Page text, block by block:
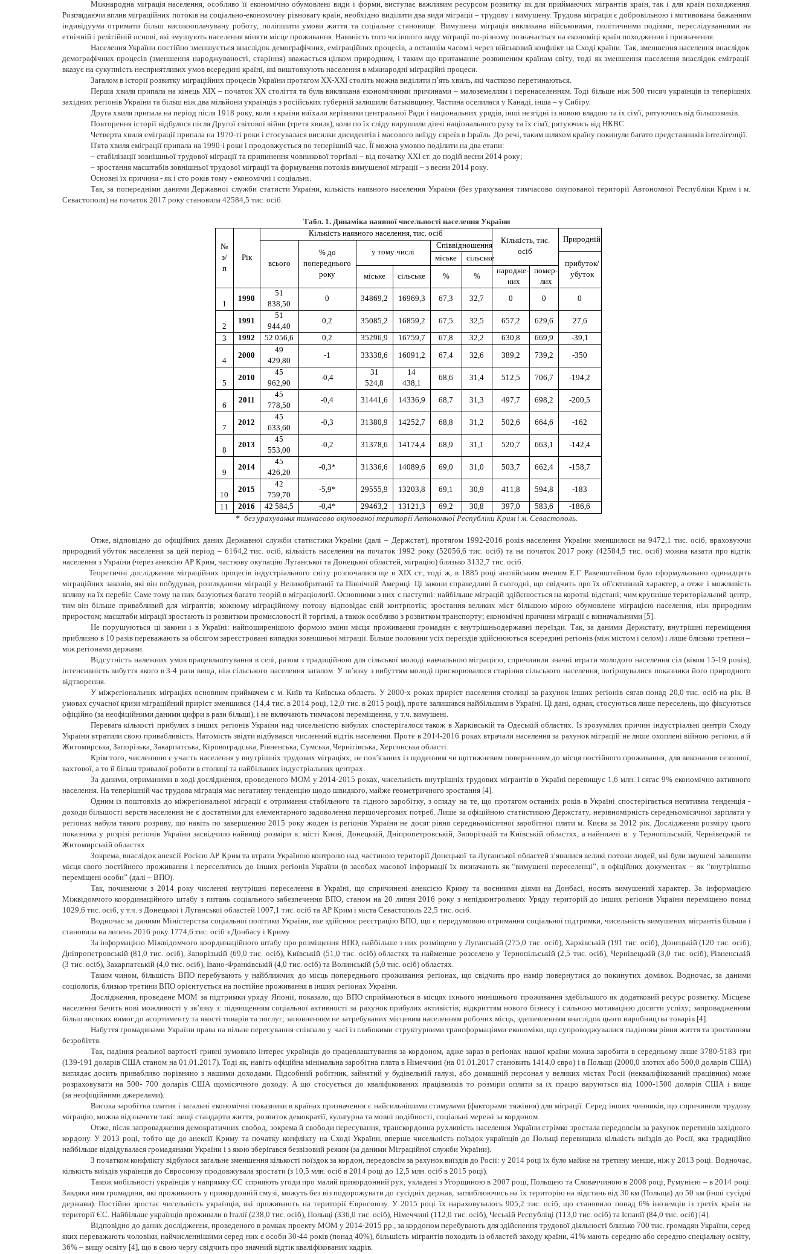
Міжнародна міграція населення, особливо її економічно обумовлені види і форми, виступає важливим ресурсом розвитку як для приймаючих мігрантів країн, так і для країн походження.
Розглядаючи вплив міграційних потоків на соціально-економічну рівновагу країн, необхідно виділити два види міграції – трудову і вимушену. Трудова міграція є добровільною і мотивована бажанням
індивідуума отримати більш високооплачувану роботу, поліпшити умови життя та соціальне становище. Вимушена міграція викликана військовими, політичними подіями, переслідуваннями на
етнічній і релігійній основі, які змушують населення міняти місце проживання. Наявність того чи іншого виду міграції по-різному позначається на економіці країн походження і призначення.
Населення України постійно зменшується внаслідок демографічних, еміграційних процесів, а останнім часом і через військовий конфлікт на Сході країни. Так, зменшення населення внаслідок
демографічних процесів (зменшення народжуваності, старіння) вважається цілком природним, і таким що притаманне розвиненим країнам світу, тоді як зменшення населення внаслідок еміграції
вказує на сукупність несприятливих умов всередині країні, які виштовхують населення в міжнародні міграційні процеси.
Загалом в історії розвитку міграційних процесів України протягом ХХ-ХХІ століть можна виділити п’ять хвиль, які частково перетинаються.
Перша хвиля припала на кінець ХІХ – початок ХХ століття та була викликана економічними причинами – малоземеллям і перенаселенням. Тоді більше ніж 500 тисяч українців із теперішніх
західних регіонів України та більш ніж два мільйони українців з російських губерній залишили батьківщину. Частина оселилася у Канаді, інша – у Сибіру.
Друга хвиля припала на період після 1918 року, коли з країни виїхали керівники центральної Ради і національних урядів, інші незгідні із новою владою та їх сім'ї, рятуючись від більшовиків.
Повторення історії відбулося після Другої світової війни (третя хвиля), коли по їх сліду вирушили діячі національного руху та їх сім'ї, рятуючись від НКВС.
Четверта хвиля еміграції припала на 1970-ті роки і стосувалася висилки дисидентів і масового виїзду євреїв в Ізраїль. До речі, таким шляхом країну покинули багато представників інтелігенції.
П'ята хвиля еміграції припала на 1990-і роки і продовжується по теперішній час. Її можна умовно поділити на два етапи:
– стабілізації зовнішньої трудової міграції та припинення човникової торгівлі – від початку ХХІ ст. до подій весни 2014 року;
– зростання масштабів зовнішньої трудової міграції та формування потоків вимушеної міграції – з весни 2014 року.
Основні їх причини - як і сто років тому - економічні і соціальні.
Так, за попередніми даними Державної служби статисти України, кількість наявного населення України (без урахування тимчасово окупованої території Автономної Республіки Крим і м.
Севастополя) на початок 2017 року становила 42584,5 тис. осіб.
Табл. 1. Динаміка наявної чисельності населення України
№
з/
п
Рік
Кількість наявного населення, тис. осіб
Кількість, тис.
осіб
Природній
всього
% до
попереднього
року
у тому числі
Співвідношення
міське
сільське
прибуток/
убуток
міське сільське % %
народже-
них
помер-
лих
1
1990
51
838,50
0 34869,2 16969,3 67,3 32,7 0 0 0
2
1991
51
944,40
0,2 35085,2 16859,2 67,5 32,5 657,2 629,6
27,6
3
1992 52 056,6 0,2 35296,9 16759,7 67,8 32,2 630,8 669,9 -39,1
4
2000
49
429,80
-1 33338,6 16091,2 67,4 32,6 389,2 739,2 -350
5
2010
45
962,90
-0,4
31
524,8
14
438,1
68,6 31,4 512,5 706,7 -194,2
6
2011
45
778,50
-0,4 31441,6 14336,9 68,7 31,3 497,7 698,2 -200,5
7
2012
45
633,60
-0,3 31380,9 14252,7 68,8 31,2 502,6 664,6 -162
8
2013
45
553,00
-0,2 31378,6 14174,4 68,9 31,1 520,7 663,1 -142,4
9
2014
45
426,20
-0,3* 31336,6 14089,6 69,0 31,0 503,7 662,4 -158,7
10
2015
42
759,70
-5,9* 29555,9 13203,8 69,1 30,9 411,8 594,8
-183
11
2016 42 584,5 -0,4* 29463,2 13121,3 69,2 30,8 397,0 583,6
-186,6
*_ без урахування тимчасово окупованої території Автономної Республіки Крим і м. Севастополь.
Отже, відповідно до офіційних даних Державної служби статистики України (далі – Держстат), протягом 1992-2016 років населення України зменшилося на 9472,1тис. осіб,враховуючи
природний убуток населення за цей період – 6164,2 тис. осіб, кількість населення на початок 1992 року (52056,6 тис. осіб) та на початок 2017 року (42584,5 тис. осіб) можна казати про відтік
населення з України (через анексію АР Крим, часткову окупацію Луганської та Донецької областей, міграцію) близько 3132,7 тис. осіб.
Теоретичні дослідження міграційних процесів індустріального світу розпочалися ще в ХIХ ст., тоді ж, в 1885 році англійським вченим Е.Г. Равенштейном було сформульовано одинадцять
міграційних законів, які він побудував, розглядаючи міграції у Великобританії та Північній Америці. Ці закони справедливі й сьогодні, що свідчить про їх об'єктивний характер, а отже і можливість
впливу на їх перебіг. Саме тому на них базуються багато теорій в міграціології. Основними з них є наступні: найбільше міграцій здійснюється на короткі відстані; чим крупніше територіальний центр,
тим він більше привабливий для мігрантів; кожному міграційному потоку відповідає свій контрпотік; зростання великих міст більшою мірою обумовлене міграцією населення, ніж природним
приростом; масштаби міграції зростають із розвитком промисловості й торгівлі, а також особливо з розвитком транспорту; економічні причини міграції є визначальними [5].
Не порушуються ці закони і в Україні: найпоширенішою формою зміни місця проживання громадян є внутрішньодержавні переїзди. Так, за даними Держстату, внутрішні переміщення
приблизно в 10 разів переважають за обсягом зареєстровані випадки зовнішньої міграції. Більше половини усіх переїздів здійснюються всередині регіонів (між містом і селом) і лише близько третини –
між регіонами держави.
Відсутність належних умов працевлаштування в селі, разом з традиційною для сільської молоді навчальною міграцією, спричинили значні втрати молодого населення сіл (віком 15-19 років),
інтенсивність вибуття якого в 3-4 рази вища, ніж сільського населення загалом. У зв’язку з вибуттям молоді прискорювалося старіння сільського населення, погіршувалися показники його природного
відтворення.
У міжрегіональних міграціях основним приймачем є м. Київ та Київська область. У 2000-х роках приріст населення столиці за рахунок інших регіонів сягав понад 20,0 тис. осіб на рік. В
умовах сучасної кризи міграційний приріст зменшився (14,4 тис. в 2014 році, 12,0 тис. в 2015 році), проте залишився найбільшим в Україні. Ці дані, однак, стосуються лише переселень, що фіксуються
офіційно (за неофіційними даними цифри в рази більші), і не включають тимчасові переміщення, у т.ч. вимушені.
Перевага кількості прибулих з інших регіонів України над чисельністю вибулих спостерігалося також в Харківській та Одеській областях. Із зрозумілих причин індустріальні центри Сходу
України втратили свою привабливість. Натомість звідти відбувався численний відтік населення. Проте в 2014-2016 роках втрачали населення за рахунок міграцій не лише охоплені війною регіони, а й
Житомирська, Запорізька, Закарпатська, Кіровоградська, Рівненська, Сумська, Чернігівська, Херсонська області.
Крім того, численною є участь населення у внутрішніх трудових міграціях, не пов’язаних із щоденним чи щотижневим поверненням до місця постійного проживання, для виконання сезонної,
вахтової, а то й більш тривалої роботи в столиці та найбільших індустріальних центрах.
За даними, отриманими в ході дослідження, проведеного МОМ у 2014-2015 роках, чисельність внутрішніх трудових мігрантів в Україні перевищує 1,6 млн. і сягає 9% економічно активного
населення. На теперішній час трудова міграція має негативну тенденцію щодо швидкого, майже геометричного зростання [4].
Одним із поштовхів до міжрегіональної міграції є отримання стабільного та гідного заробітку, з огляду на те, що протягом останніх років в Україні спостерігається негативна тенденція -
доходи більшості верств населення не є достатніми для елементарного задоволення першочергових потреб.Лише за офіційною статистикою Держстату, нерівномірність середньомісячної зарплати у
регіонах набула такого розриву, що навіть по завершенню 2015 року жоден із регіонів України не досяг рівня середньомісячної заробітної плати м. Києва за 2012 рік. Дослідження розміру цього
показника у розрізі регіонів України засвідчило найвищі розміри в:місті Києві, Донецькій, Дніпропетровській, Запорізькій та Київській областях, а найнижчі в: у Тернопільській, Чернівецькій та
Житомирській областях.
Зокрема, внаслідок анексії Росією АР Крим та втрати Україною контролю над частиною території Донецької та Луганської областей з’явилися великі потоки людей, які були змушені залишити
місця свого постійного проживання і переселитись до інших регіонів України (в засобах масової інформації їх визначають як “вимушені переселенці”, в офіційних документах – як “внутрішньо
переміщені особи” (далі – ВПО).
Так, починаючи з 2014 року численні внутрішні переселення в Україні, що спричинені анексією Криму та воєнними діями на Донбасі, носять вимушений характер. За інформацією
Міжвідомчого координаційного штабу з питань соціального забезпечення ВПО, станом на 20 липня 2016 року з непідконтрольних Уряду територій до інших регіонів України переміщено понад
1029,6 тис. осіб, у т.ч. з Донецької і Луганської областей 1007,1 тис. осіб та АР Крим і міста Севастополь 22,5 тис. осіб.
Водночас за даними Міністерства соціальної політики України, яке здійснює реєстрацію ВПО, що є передумовою отримання соціальної підтримки, чисельність вимушених мігрантів більша і
становила на липень 2016 року 1774,6 тис. осіб з Донбасу і Криму.
За інформацією Міжвідомчого координаційного штабу про розміщення ВПО, найбільше з них розміщено у Луганській (275,0 тис. осіб), Харківській (191 тис. осіб), Донецькій (120 тис. осіб),
Дніпропетровській (81,0 тис. осіб), Запорізькій (69,0 тис. осіб), Київській (51,0 тис. осіб) областях та найменше розселено у Тернопільській (2,5 тис. осіб), Чернівецькій (3,0 тис. осіб), Рівненській
(3 тис. осіб), Закарпатській (4,0 тис. осіб), Івано-Франківській (4,0 тис. осіб) та Волинській (5,0 тис. осіб) областях.
Таким чином, більшість ВПО перебувають у найближчих до місць попереднього проживання регіонах, що свідчить про намір повернутися до покинутих домівок. Водночас, за даними
соціологів, близько третини ВПО орієнтується на постійне проживання в інших регіонах України.
Дослідження, проведене МОМ за підтримки уряду Японії, показало, що ВПО сприймаються в місцях їхнього нинішнього проживання здебільшого як додатковий ресурс розвитку. Місцеве
населення бачить нові можливості у зв’язку з: підвищенням соціальної активності за рахунок прибулих активістів; відкриттям нового бізнесу і сильною мотивацією досягти успіху; запровадженням
більш високих вимог до асортименту та якості товарів та послуг; заповненням не затребуваних місцевим населенням робочих місць, здешевленням внаслідок цього виробництва товарів [4].
Набуття громадянами України права на вільне пересування співпало у часі із глибокими структурними трансформаціями економіки, що супроводжувалися падінням рівня життя та зростанням
безробіття.
Так, падіння реальної вартості гривні зумовило інтерес українців до працевлаштування за кордоном, адже зараз в регіонах нашої країни можна заробити в середньому лише 3780-5183 грн
(139-191 доларів США станом на 01.01.2017). Тоді як, навіть офіційна мінімальна заробітна плата в Німеччині (на 01.01.2017 становить 1414,0 євро) і в Польщі (2000,0 злотих або 500,0 доларів США)
виглядає досить привабливо порівняно з нашими доходами. Підсобний робітник, зайнятий у будівельній галузі, або домашній персонал у великих містах Росії (некваліфікований працівник) може
розраховувати на 500- 700 доларів США щомісячного доходу. А що стосується до кваліфікованих працівників то розміри оплати за їх працю варуються від 1000-1500 доларів США і вище
(за неофіційними джерелами).
Висока заробітна платня і загальні економічні показники в країнах призначення є найсильнішими стимулами (факторами тяжіння) для міграції. Серед інших чинників, що спричинили трудову
міграцію, можна відзначити такі: вищі стандарти життя, розвиток демократії, культурна та мовні подібності, соціальні мережі за кордоном.
Отже, після запровадження демократичних свобод, зокрема й свободи пересування, транскордонна рухливість населення України стрімко зростала передовсім за рахунок перетинів західного
кордону. У 2013 році, тобто ще до анексії Криму та початку конфлікту на Сході України, вперше чисельність поїздок українців до Польщі перевищила кількість виїздів до Росії, яка традиційно
найбільше відвідувалася громадянами України і з якою зберігався безвізовий режим (за даними Міграційної служби України).
З початком конфлікту відбулося загальне зменшення кількості поїздок за кордон, передовсім за рахунок виїздів до Росії: у 2014 році їх було майже на третину менше, ніж у 2013 році. Водночас,
кількість виїздів українців до Євросоюзу продовжувала зростати (з 10,5 млн. осіб в 2014 році до 12,5 млн. осіб в 2015 році).
Також мобільності українців у напрямку ЄС сприяють угоди про малий прикордонний рух, укладені з Угорщиною в 2007 році, Польщею та Словаччиною в 2008 році, Румунією – в 2014 році.
Завдяки ним громадяни, які проживають у прикордонній смузі, можуть без віз подорожувати до сусідніх держав, заглиблюючись на їх територію на відстань від 30 км (Польща) до 50 км (інші сусідні
держави). Постійно зростає чисельність українців, які проживають на території Євросоюзу. У 2015 році їх нараховувалось 905,2 тис. осіб, що становило понад 6% іноземців із третіх країн на
території ЄС. Найбільше українців проживали в Італії (238,0 тис. осіб), Польщі (336,0 тис. осіб), Німеччині (112,0 тис. осіб), Чеській Республіці (113,0 тис. осіб) та Іспанії (84,0 тис. осіб) [4].
Відповідно до даних дослідження, проведеного в рамках проекту МОМ у 2014-2015 рр., за кордоном перебувають для здійснення трудової діяльності близько 700 тис. громадян України, серед
яких переважають чоловіки, найчисленнішими серед них є особи 30-44 років (понад 40%), більшість мігрантів походить із областей заходу країни, 41% мають середню або середню спеціальну освіту,
36% – вищу освіту [4], що в свою чергу свідчить про значний відтік кваліфікованих кадрів.